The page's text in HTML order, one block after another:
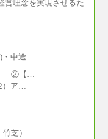
営理念を実現させるた
・中途
②【…
）ア…
竹芝）…